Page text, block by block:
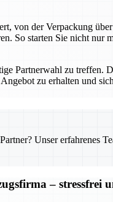
von der Verpackung
So starten Sie nicht
Partnerwahl zu
zu erhalten und
Unser erfahrenes
– stressfrei